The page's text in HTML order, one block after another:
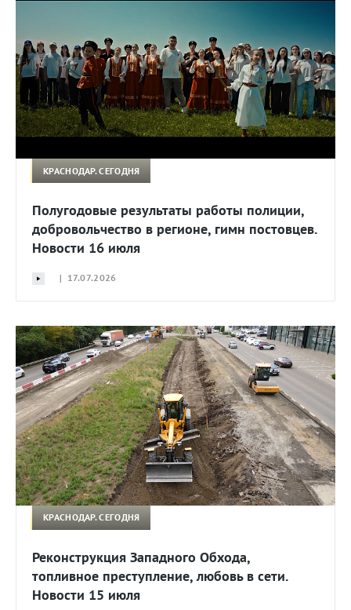
КРАСНОДАР. СЕГОДНЯ
Полугодовые результаты работы полиции,
добровольчество в регионе, гимн постовцев.
Новости 16 июля
| 17.07.2026
КРАСНОДАР. СЕГОДНЯ
Реконструкция Западного Обхода,
топливное преступление, любовь в сети.
Новости 15 июля